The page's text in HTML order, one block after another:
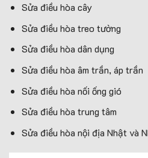
Sửa điều hòa cây
Sửa điều hòa treo tường
Sửa điều hòa dân dụng
Sửa điều hòa âm trần, áp trần
Sửa điều hòa nối ống gió
Sửa điều hòa trung tâm
Sửa điều hòa nội địa Nhật và